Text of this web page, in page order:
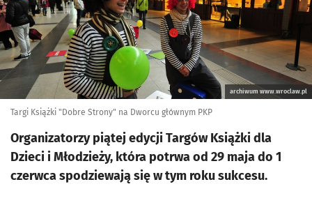
archiwum www.wroclaw.pl
Targi Książki "Dobre Strony" na Dworcu głównym PKP
Organizatorzy piątej edycji Targów Książki dla
Dzieci i Młodzieży, która potrwa od 29 maja do 1
czerwca spodziewają się w tym roku sukcesu.